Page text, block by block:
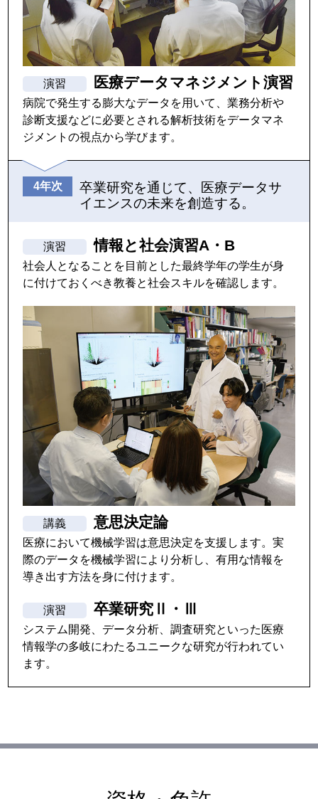
医療データマネジメント演習
病院で発生する膨大なデータを用いて、業務分析や
診断支援などに必要とされる解析技術をデータマネ
ジメントの視点から学びます。
卒業研究を通じて、医療データサ
イエンスの未来を創造する。
情報と社会演習A・B
社会人となることを目前とした最終学年の学生が身
に付けておくべき教養と社会スキルを確認します。
意思決定論
医療において機械学習は意思決定を支援します。実
際のデータを機械学習により分析し、有用な情報を
導き出す方法を身に付けます。
卒業研究Ⅱ・Ⅲ
システム開発、データ分析、調査研究といった医療
情報学の多岐にわたるユニークな研究が行われてい
ます。